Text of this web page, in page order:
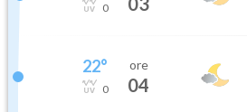
0
22°
0
ore
04